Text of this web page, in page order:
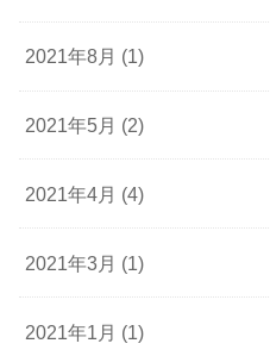
2021年8月 (1)
2021年5月 (2)
2021年4月 (4)
2021年3月 (1)
2021年1月 (1)